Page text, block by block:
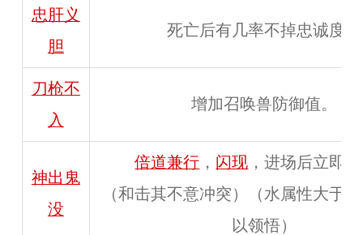
忠肝义
胆
死亡后有几率不掉忠诚度。
刀枪不
入
增加召唤兽防御值。
神出鬼
没
倍道兼行 ， 闪现 ，进场后立即
（和击其不意冲突）（水属性大于
以领悟）